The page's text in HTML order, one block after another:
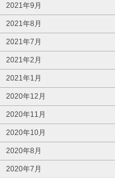
2021年9月
2021年8月
2021年7月
2021年2月
2021年1月
2020年12月
2020年11月
2020年10月
2020年8月
2020年7月